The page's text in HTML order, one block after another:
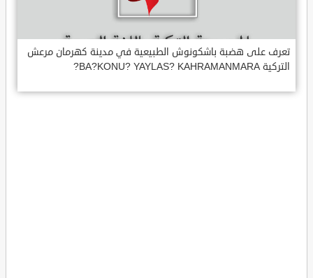
تعرف على هضبة باشكونوش الطبيعية في مدينة كهرمان مرعش
التركية BA?KONU? YAYLAS? KAHRAMANMARA?